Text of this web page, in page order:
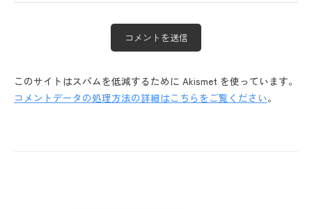
このサイトはスパムを低減するために Akismet を使っています。
コメントデータの処理方法の詳細はこちらをご覧ください。